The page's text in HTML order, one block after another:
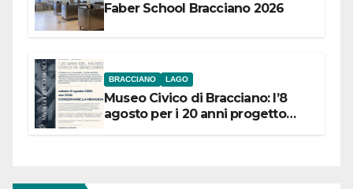
Faber School Bracciano 2026
BRACCIANO LAGO
Museo Civico di Bracciano: l’8
agosto per i 20 anni progetto